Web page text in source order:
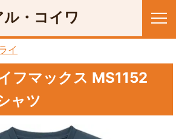
ル・コイワ
イ
フマックス MS1152
ャツ